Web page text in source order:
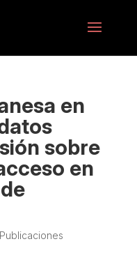
en
sobre
en
Publicaciones